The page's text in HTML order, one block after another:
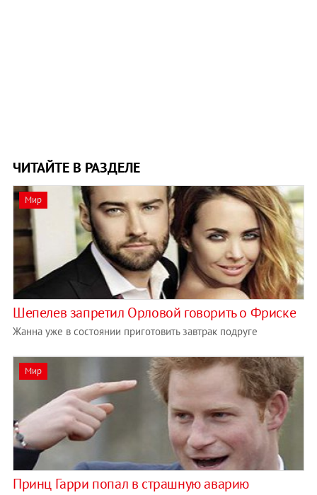
ЧИТАЙТЕ В РАЗДЕЛЕ
Мир
Шепелев запретил Орловой говорить о Фриске
Жанна уже в состоянии приготовить завтрак подруге
Мир
Принц Гарри попал в страшную аварию